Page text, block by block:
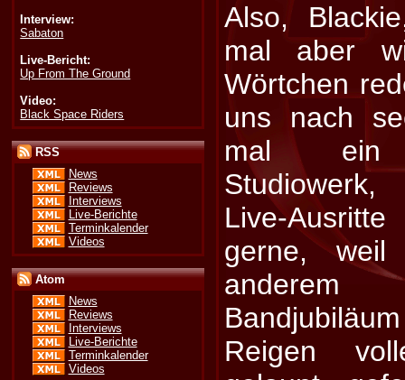
Interview:
Sabaton
Live-Bericht:
Up From The Ground
Video:
Black Space Riders
RSS
News
Reviews
Interviews
Live-Berichte
Terminkalender
Videos
Atom
News
Reviews
Interviews
Live-Berichte
Terminkalender
Videos
Also,
mal aber
Wörtchen
uns nach
mal ein
Live-
gerne,
anderem
Reigen